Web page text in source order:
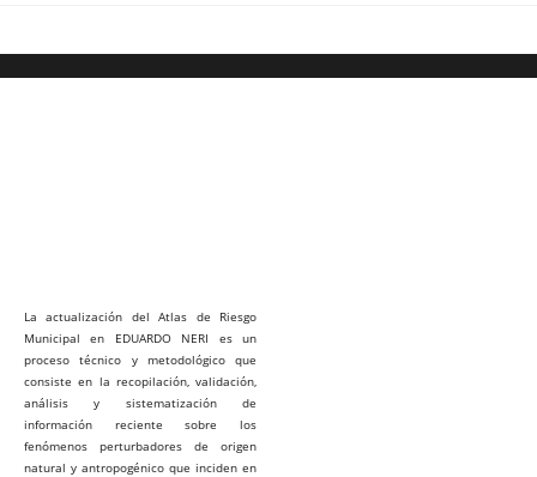
La actualización del Atlas de Riesgo
Municipal en EDUARDO NERI es un
proceso técnico y metodológico que
consiste en la recopilación, validación,
análisis y sistematización de
información reciente sobre los
fenómenos perturbadores de origen
natural y antropogénico que inciden en